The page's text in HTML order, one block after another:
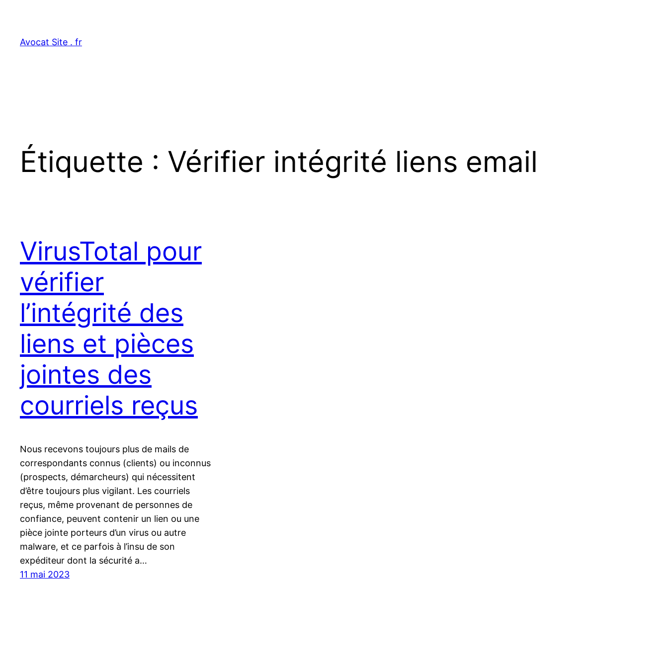
contenu
Avocat Site . fr
Étiquette : Vérifier intégrité liens email
VirusTotal pour
vérifier
l’intégrité des
liens et pièces
jointes des
courriels reçus
Nous recevons toujours plus de mails de
correspondants connus (clients) ou inconnus
(prospects, démarcheurs) qui nécessitent
d’être toujours plus vigilant. Les courriels
reçus, même provenant de personnes de
confiance, peuvent contenir un lien ou une
pièce jointe porteurs d’un virus ou autre
malware, et ce parfois à l’insu de son
expéditeur dont la sécurité a…
11 mai 2023